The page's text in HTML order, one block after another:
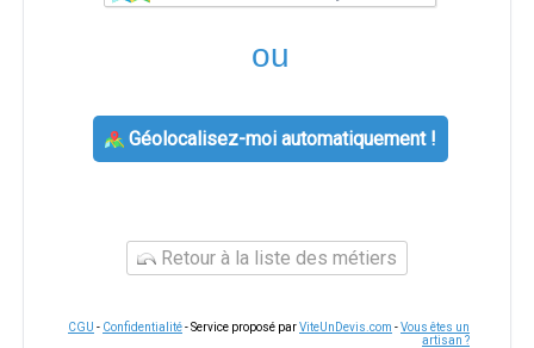
ou
Géolocalisez-moi automatiquement !
Retour à la liste des métiers
CGU - Confidentialité- Service proposé parViteUnDevis.com -Vous êtes un
artisan ?